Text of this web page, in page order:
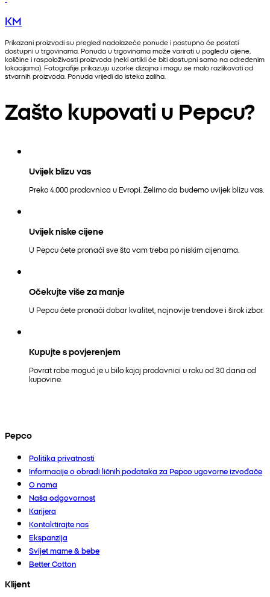
KM
Prikazani proizvodi su pregled nadolazeće ponude i postupno će postati
dostupni u trgovinama. Ponuda u trgovinama može varirati u pogledu cijene,
količine i raspoloživosti proizvoda (neki artikli će biti dostupni samo na određenim
lokacijama). Fotografije prikazuju uzorke dizajna i mogu se malo razlikovati od
stvarnih proizvoda. Ponuda vrijedi do isteka zaliha.
Zašto kupovati u Pepcu?
Uvijek blizu vas
Preko 4.000 prodavnica u Evropi. Želimo da budemo uvijek blizu vas.
Uvijek niske cijene
U Pepcu ćete pronaći sve što vam treba po niskim cijenama.
Očekujte više za manje
U Pepcu ćete pronaći dobar kvalitet, najnovije trendove i širok izbor.
Kupujte s povjerenjem
Povrat robe moguć je u bilo kojoj prodavnici u roku od 30 dana od
kupovine.
Pepco
Politika privatnosti
Informacije o obradi ličnih podataka za Pepco ugovorne izvođače
O nama
Naša odgovornost
Karijera
Kontaktirajte nas
Ekspanzija
Svijet mame & bebe
Better Cotton
Klijent